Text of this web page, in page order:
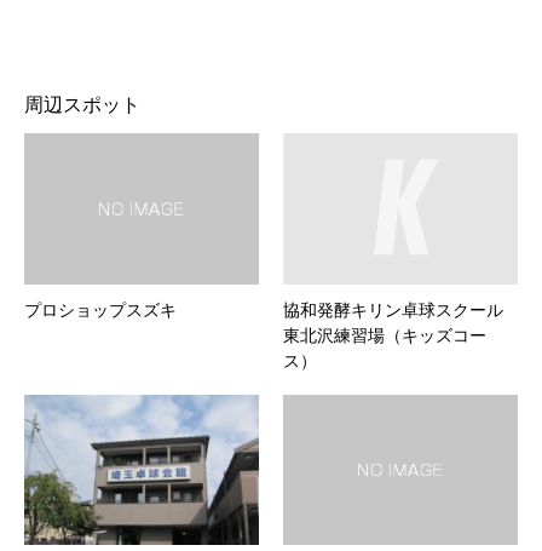
周辺スポット
プロショップスズキ
協和発酵キリン卓球スクール
東北沢練習場（キッズコー
ス）